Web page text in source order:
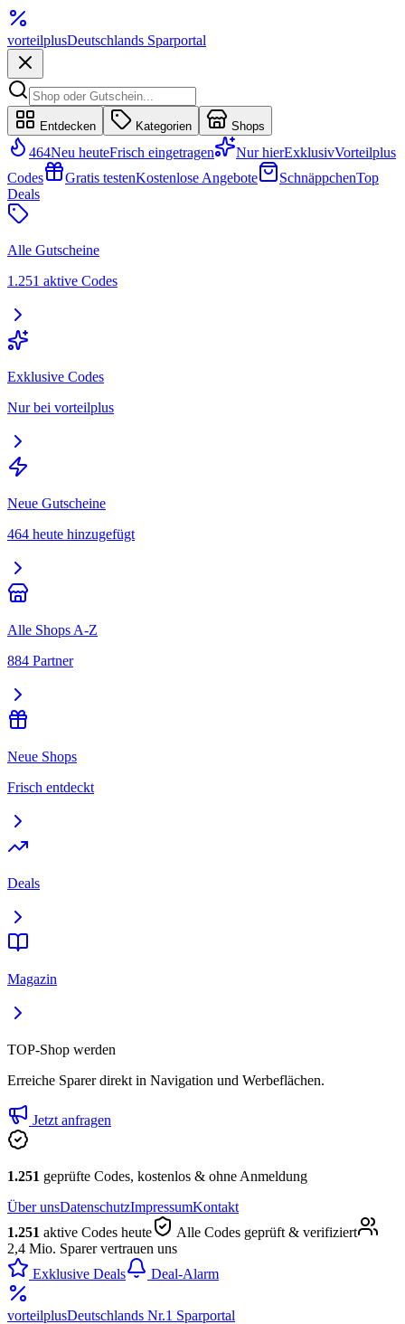
vorteilplusDeutschlands Sparportal
Entdecken Kategorien Shops
464Neu heuteFrisch eingetragen Nur hierExklusivVorteilplus
Codes
Gratis testenKostenlose Angebote SchnäppchenTop
Deals
Alle Gutscheine
1.251 aktive Codes
Exklusive Codes
Nur bei vorteilplus
Neue Gutscheine
464 heute hinzugefügt
Alle Shops A-Z
884 Partner
Neue Shops
Frisch entdeckt
Deals
Magazin
TOP-Shop werden
Erreiche Sparer direkt in Navigation und Werbeflächen.
Jetzt anfragen
1.251 geprüfte Codes, kostenlos & ohne Anmeldung
Über unsDatenschutzImpressumKontakt
1.251 aktive Codes heute
Alle Codes geprüft & verifiziert
2,4 Mio. Sparer vertrauen uns
Exklusive Deals
Deal-Alarm
vorteilplusDeutschlands Nr.1 Sparportal